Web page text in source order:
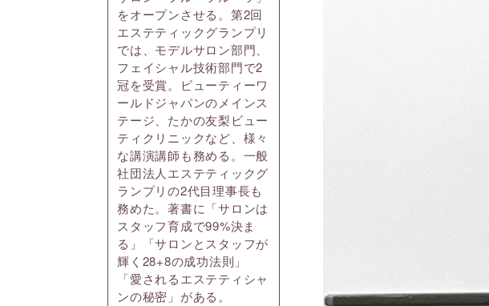
をオープンさせる。第2回
エステティックグランプリ
では、モデルサロン部門、
フェイシャル技術部門で2
冠を受賞。ビューティーワ
ールドジャパンのメインス
テージ、たかの友梨ビュー
ティクリニックなど、様々
な講演講師も務める。一般
社団法人エステティックグ
ランプリの2代目理事長も
務めた。著書に「サロンは
スタッフ育成で99%決ま
る」「サロンとスタッフが
輝く28+8の成功法則」
「愛されるエステティシャ
ンの秘密」がある。